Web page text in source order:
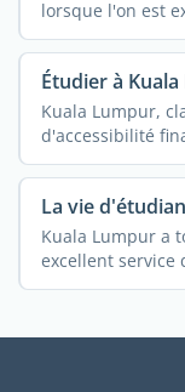
lorsque l'on est
Étudier à
Kuala Lumpur,
d'accessibilité
La vie
Kuala Lumpur a
excellent service